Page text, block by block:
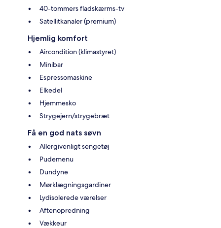
40-tommers fladskærms-tv
Satellitkanaler (premium)
Hjemlig komfort
Aircondition (klimastyret)
Minibar
Espressomaskine
Elkedel
Hjemmesko
Strygejern/strygebræt
Få en god nats søvn
Allergivenligt sengetøj
Pudemenu
Dundyne
Mørklægningsgardiner
Lydisolerede værelser
Aftenopredning
Vækkeur